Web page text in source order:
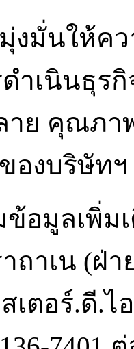
งมั่นให้ค
ดำเนินธุร
าย คุณภา
งบริษัทฯ
อมูลเพิ่ม
ถาเน (ฝ่า
เตอร์.ดี.ไ